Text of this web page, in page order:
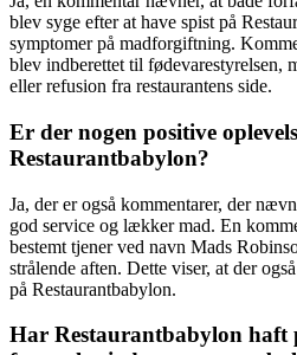
blev syge efter at have spist på
symptomer på madforgiftning.
blev indberettet til fødevarestyrelsen,
eller refusion fra restaurantens side.
Er der nogen positive
Restaurantbabylon?
Ja, der er også kommentarer, der
god service og lækker mad. En
bestemt tjener ved navn Mads
strålende aften. Dette viser, at der
på Restaurantbabylon.
Har Restaurantbabylon haft